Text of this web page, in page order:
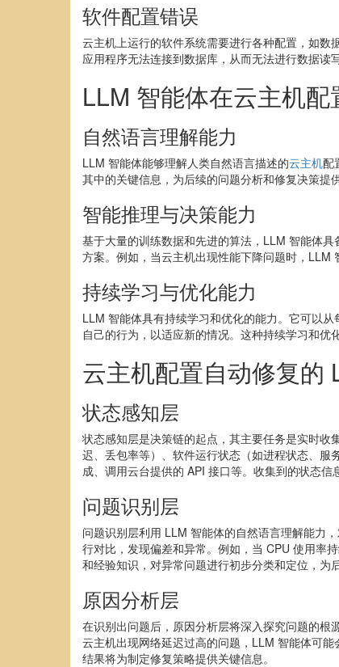
软件配置错误
云主机上运行的软件系统需要进行各种配置，如
应用程序无法连接到数据库，从而无法进行数据读
LLM 智能体在云主机
自然语言理解能力
LLM 智能体能够理解人类自然语言描述的云主机配
其中的关键信息，为后续的问题分析和修复决策提
智能推理与决策能力
基于大量的训练数据和先进的算法，LLM 智能体
方案。例如，当云主机出现性能下降问题时，LLM
持续学习与优化能力
LLM 智能体具有持续学习和优化的能力。它可以
自己的行为，以适应新的情况。这种持续学习和优
云主机配置自动修复的
状态感知层
状态感知层是决策链的起点，其主要任务是实时
迟、丢包率等）、软件运行状态（如进程状态、
成、调用云台提供的 API 接口等。收集到的状态信
问题识别层
问题识别层利用 LLM 智能体的自然语言理解能力
行对比，发现偏差和异常。例如，当 CPU 使用率
和经验知识，对异常问题进行初步分类和定位，为
原因分析层
在识别出问题后，原因分析层将深入探究问题的
云主机出现网络延迟过高的问题，LLM 智能体可
结果将为制定修复策略提供关键信息。